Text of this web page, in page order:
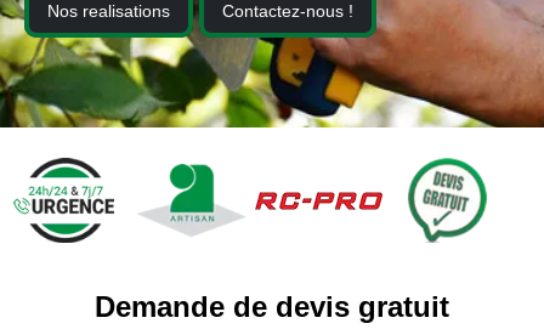
Nos realisations Contactez-nous !
Demande de devis gratuit